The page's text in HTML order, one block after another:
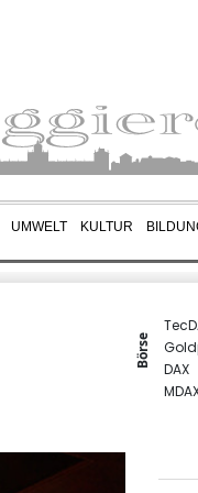
UMWELT KULTUR
Börse
DAX